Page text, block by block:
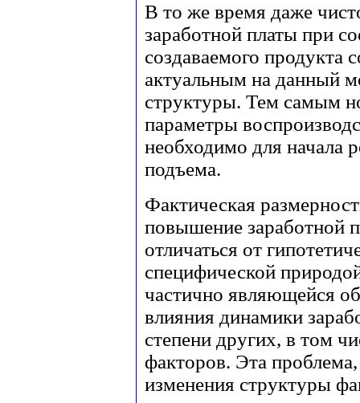
В то же время даже
заработной платы при
создаваемого продукта
актуальным на данный
структуры. Тем самым
параметры
необходимо для начала
подъема.
Фактическая
повышение заработной
отличаться от
специфической
частично являющейся
влияния динамики
степени других, в том
факторов. Эта
изменения структуры